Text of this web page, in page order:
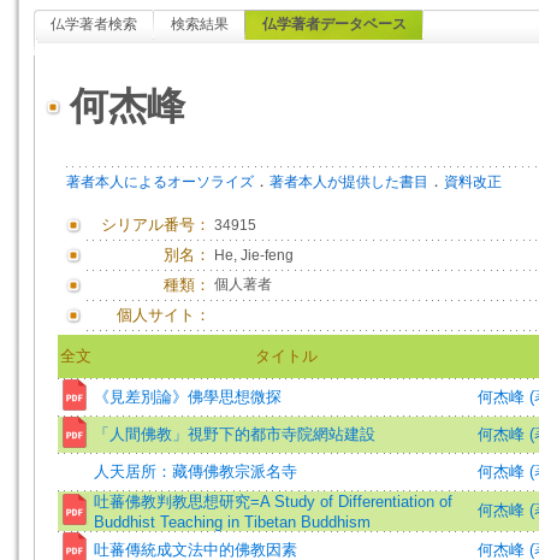
仏学著者検索 検索結果 仏学著者データベース
何杰峰
著者本人によるオーソライズ ． 著者本人が提供した書目 ． 資料改正
シリアル番号： 34915
別名： He, Jie-feng
種類： 個人著者
個人サイト：
全文 タイトル
《見差別論》佛學思想微探 何杰峰 (
「人間佛教」視野下的都市寺院網站建設 何杰峰 (
人天居所：藏傳佛教宗派名寺
何杰峰 (
吐蕃佛教判教思想研究=A Study of Differentiation of
Buddhist Teaching in Tibetan Buddhism
何杰峰 (
吐蕃傳統成文法中的佛教因素 何杰峰 (